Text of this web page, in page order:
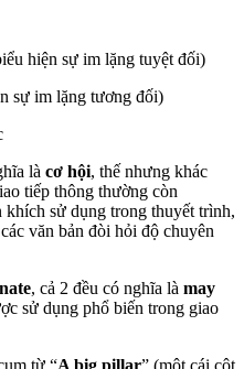
hiện sự im lặng tuyệt đối)
sự im lặng tương đối)
là cơ hội, thế nhưng khác
tiếp thông thường còn
sử dụng trong thuyết trình,
văn bản đòi hỏi độ chuyên
, cả 2 đều có nghĩa là may
sử dụng phổ biến trong giao
từ “A big pillar” (một cái cột